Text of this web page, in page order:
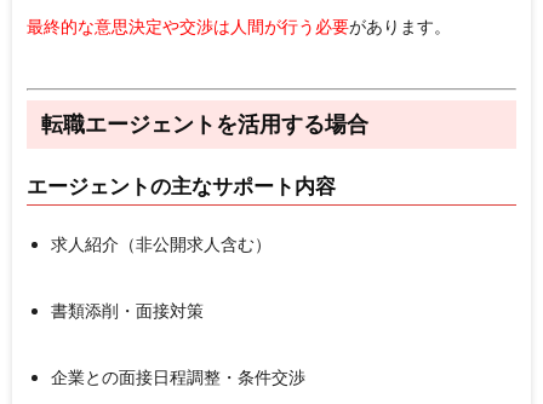
最終的な意思決定や交渉は人間が行う必要があります。
転職エージェントを活用する場合
エージェントの主なサポート内容
求人紹介（非公開求人含む）
書類添削・面接対策
企業との面接日程調整・条件交渉